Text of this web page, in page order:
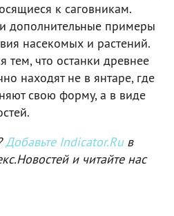
к саговникам.
дополнительные примеры
насекомых и растений.
тем, что останки древнее
находят не в янтаре, где
свою форму, а в виде
Добавьте Indicator.Ruв
и читайте нас